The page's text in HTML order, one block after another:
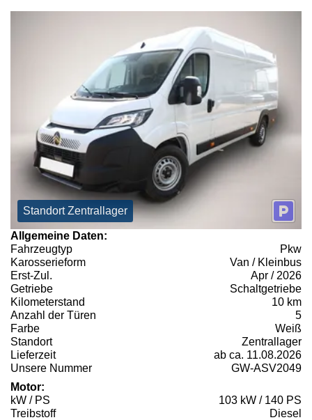
Standort Zentrallager
Allgemeine Daten:
Fahrzeugtyp
Pkw
Karosserieform
Van / Kleinbus
Erst-Zul.
Apr / 2026
Getriebe
Schaltgetriebe
Kilometerstand
10 km
Anzahl der Türen
5
Farbe
Weiß
Standort
Zentrallager
Lieferzeit
ab ca. 11.08.2026
Unsere Nummer
GW-ASV2049
Motor:
kW / PS
103 kW / 140 PS
Treibstoff
Diesel